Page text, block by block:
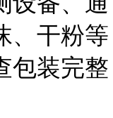
、干粉等
包装完整